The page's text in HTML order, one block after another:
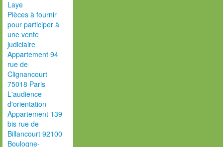
Laye
Pièces à fournir
pour participer à
une vente
judiciaire
Appartement 94
rue de
Clignancourt
75018 Paris
L'audience
d'orientation
Appartement 139
bis rue de
Billancourt 92100
Boulogne-